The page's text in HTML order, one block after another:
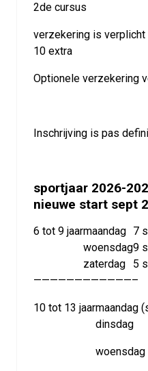
2de cursus
verzekering is
10 extra
Optionele verzekering
Inschrijving is pas
sportjaar 2026-
nieuwe start sept
6 tot 9 jaarmaandag 7
woensdag9
zaterdag
5
————————————–
10 tot 13 jaarmaandag
dinsdag
woensdag